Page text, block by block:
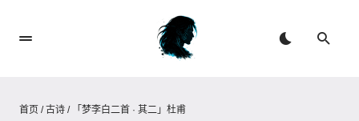
首页 /古诗 / 「梦李白二首 · 其二」杜甫